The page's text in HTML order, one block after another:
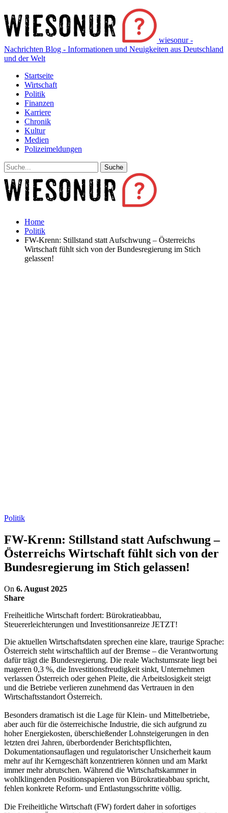
wiesonur -
Nachrichten Blog - Informationen und Neuigkeiten aus Deutschland
und der Welt
Startseite
Wirtschaft
Politik
Finanzen
Karriere
Chronik
Kultur
Medien
Polizeimeldungen
Home
Politik
FW-Krenn: Stillstand statt Aufschwung – Österreichs
Wirtschaft fühlt sich von der Bundesregierung im Stich
gelassen!
Politik
FW-Krenn: Stillstand statt Aufschwung –
Österreichs Wirtschaft fühlt sich von der
Bundesregierung im Stich gelassen!
On 6. August 2025
Share
Freiheitliche Wirtschaft fordert: Bürokratieabbau,
Steuererleichterungen und Investitionsanreize JETZT!
Die aktuellen Wirtschaftsdaten sprechen eine klare, traurige Sprache:
Österreich steht wirtschaftlich auf der Bremse – die Verantwortung
dafür trägt die Bundesregierung. Die reale Wachstumsrate liegt bei
mageren 0,3 %, die Investitionsfreudigkeit sinkt, Unternehmen
verlassen Österreich oder gehen Pleite, die Arbeitslosigkeit steigt
und die Betriebe verlieren zunehmend das Vertrauen in den
Wirtschaftsstandort Österreich.
Besonders dramatisch ist die Lage für Klein- und Mittelbetriebe,
aber auch für die österreichische Industrie, die sich aufgrund zu
hoher Energiekosten, überschießender Lohnsteigerungen in den
letzten drei Jahren, überbordender Berichtspflichten,
Dokumentationsauflagen und regulatorischer Unsicherheit kaum
mehr auf ihr Kerngeschäft konzentrieren können und am Markt
immer mehr abrutschen. Während die Wirtschaftskammer in
wohlklingenden Positionspapieren von Bürokratieabbau spricht,
fehlen konkrete Reform- und Entlastungsschritte völlig.
Die Freiheitliche Wirtschaft (FW) fordert daher in sofortiges